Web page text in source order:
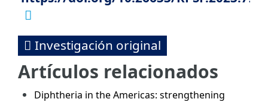
Investigación original
Artículos relacionados
Diphtheria in the Americas: strengthening